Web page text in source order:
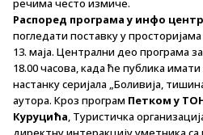
речима често измиче.
Распоред програма у инфо
погледати поставку у
13. маја. Централни део програма
18.00 часова, када ће публика
настанку серијала „Боливија,
аутора. Кроз програм Петком у
Куруцића, Туристичка